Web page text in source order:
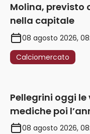
Molina, previsto
nella capitale
08 agosto 2026,
Calciomercato
Pellegrini oggi le
mediche poi
rinnovo
08 agosto 2026,